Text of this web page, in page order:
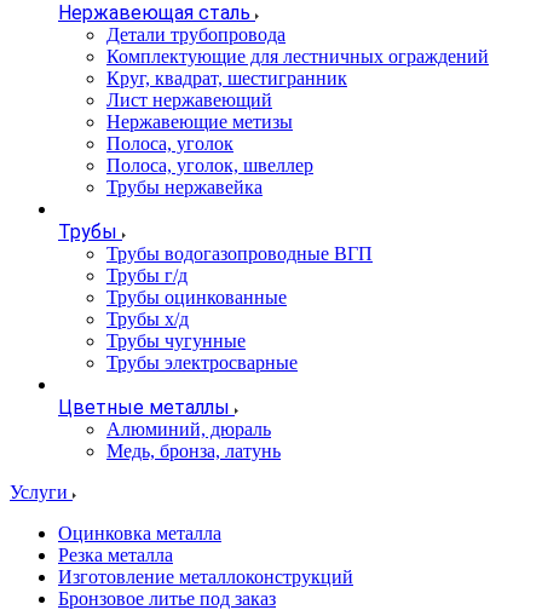
Нержавеющая сталь
Детали трубопровода
Комплектующие для лестничных ограждений
Круг, квадрат, шестигранник
Лист нержавеющий
Нержавеющие метизы
Полоса, уголок
Полоса, уголок, швеллер
Трубы нержавейка
Трубы
Трубы водогазопроводные ВГП
Трубы г/д
Трубы оцинкованные
Трубы х/д
Трубы чугунные
Трубы электросварные
Цветные металлы
Алюминий, дюраль
Медь, бронза, латунь
Услуги
Оцинковка металла
Резка металла
Изготовление металлоконструкций
Бронзовое литье под заказ